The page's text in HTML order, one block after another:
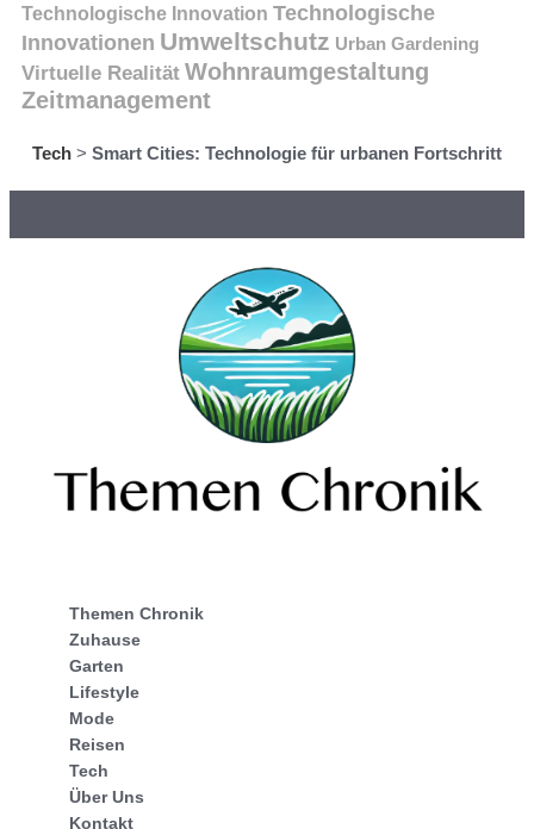
Technologische Innovation Technologische
Innovationen Umweltschutz Urban Gardening
Virtuelle Realität Wohnraumgestaltung
Zeitmanagement
Tech > Smart Cities: Technologie für urbanen Fortschritt
Themen Chronik
Zuhause
Garten
Lifestyle
Mode
Reisen
Tech
Über Uns
Kontakt